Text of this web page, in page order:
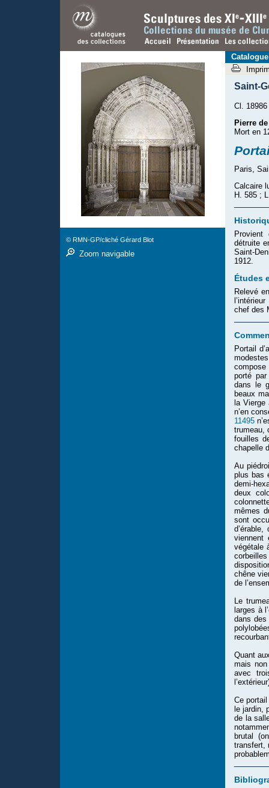
Saint-
Cl.
Pierre
Mort en
Paris,
Calcaire
H. 585 ;
Provient
détruite
Saint-
1912.
Études
Relevé
chef des
Portail
compose
porté
dans le
beaux
la
n’en
11495
trumeau,
fouilles
chapelle
Au
plus bas
demi-
deux
mêmes
sont
viennent
végétale
chêne
de
Le
larges à
dans
Quant
mais
avec
Ce
le jardin,
de la
brutal
transfert,
© RMN-GP/cliché Gérard Blot
Zoom navigable
Catalogue